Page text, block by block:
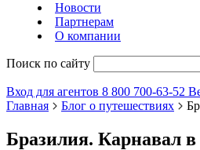
Новости
Партнерам
О компании
Поиск по сайту
Вход для агентов 8 800 700-63-52
Главная
Блог о путешествиях
Бразилия. Карнавал